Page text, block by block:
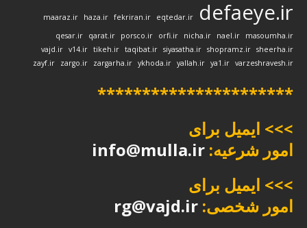
defaeye.ir
eqtedar.ir
fekriran.ir
haza.ir
maaraz.ir
masoumha.ir
nael.ir
nicha.ir
orfi.ir
porsco.ir
qarat.ir
qesar.ir
sheerha.ir
shopramz.ir
siyasatha.ir
taqibat.ir
tikeh.ir
v14.ir
vajd.ir
varzeshravesh.ir
ya1.ir
yallah.ir
ykhoda.ir
zargarha.ir
zargo.ir
zayf.ir
**********************
>>> ایمیل برای
امور شرعیه: info@mulla.ir
>>> ایمیل برای
امور شخصی: rg@vajd.ir